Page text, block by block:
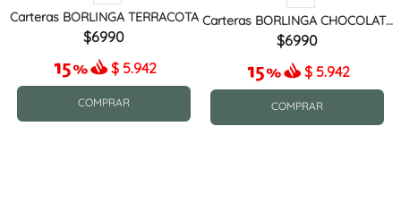
Carteras BORLINGA TERRACOTA
6990
$ 5.942
COMPRAR
Carteras BORLINGA CHOCOLATE
MIX
6990
$ 5.942
COMPRAR